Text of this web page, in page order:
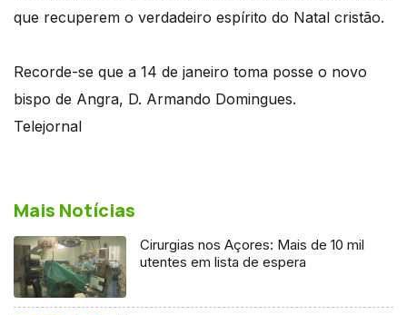
que recuperem o verdadeiro espírito do Natal cristão.
Recorde-se que a 14 de janeiro toma posse o novo
bispo de Angra, D. Armando Domingues.
Telejornal
Mais Notícias
Cirurgias nos Açores: Mais de 10 mil
utentes em lista de espera